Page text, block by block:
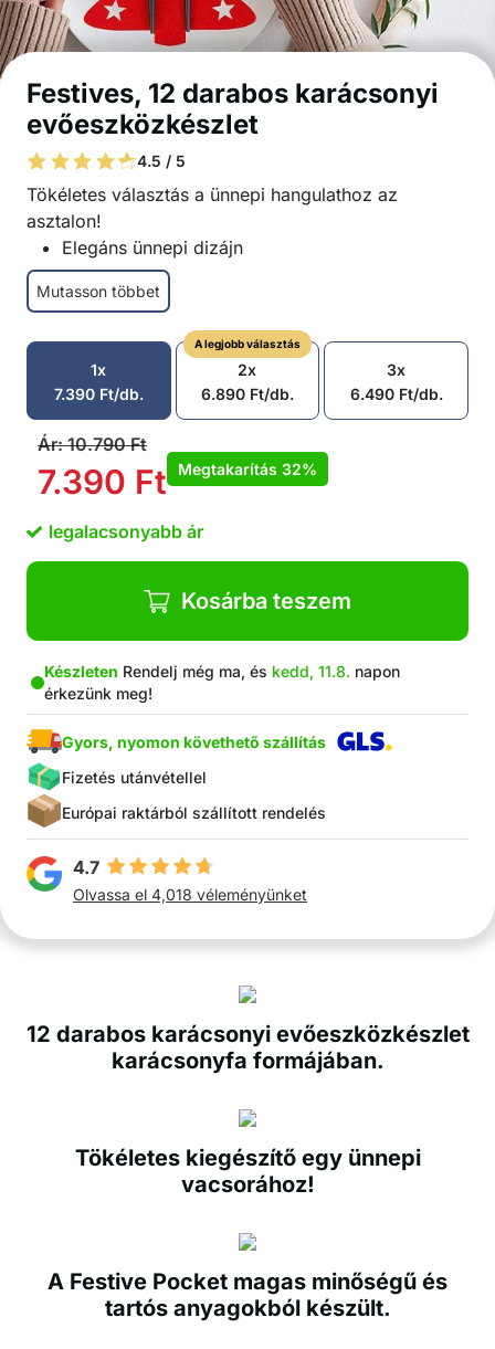
Festives, 12 darabos karácsonyi
evőeszközkészlet
4.5 / 5
Tökéletes választás a ünnepi hangulathoz az
asztalon!
Elegáns ünnepi dizájn
Evőeszközökhöz alkalmas
Magas minőségű filcből készült
Könnyen használható, nincs szükség
összeszerelésre
Tökéletes különböző alkalmakra, a családi
karácsonyi vacsoráktól a szilveszteri bulikig
A csomagban: 12x karácsonyfás teríték
Mutasson többet
1x
7.390 Ft/db.
A legjobb választás
2x
6.890 Ft/db.
3x
6.490 Ft/db.
Ár:10.790Ft
7.390 Ft Megtakarítás 32%
legalacsonyabb ár
Kosárba teszem
Készleten Rendelj még ma, és kedd, 11.8. napon
érkezünk meg!
Gyors, nyomon követhető szállítás
Fizetés utánvétellel
Európai raktárból szállított rendelés
4.7
Olvassa el 4,018 véleményünket
12 darabos karácsonyi evőeszközkészlet
karácsonyfa formájában.
Tökéletes kiegészítő egy ünnepi
vacsorához!
A Festive Pocket magas minőségű és
tartós anyagokból készült.